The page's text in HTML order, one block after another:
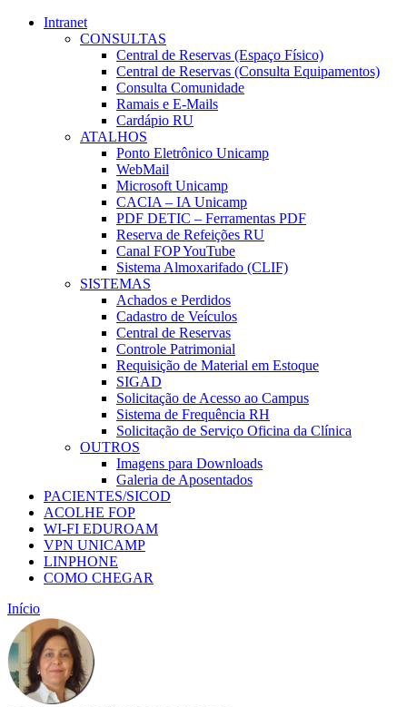
Intranet
CONSULTAS
Central de Reservas (Espaço Físico)
Central de Reservas (Consulta Equipamentos)
Consulta Comunidade
Ramais e E-Mails
Cardápio RU
ATALHOS
Ponto Eletrônico Unicamp
WebMail
Microsoft Unicamp
CACIA – IA Unicamp
PDF DETIC – Ferramentas PDF
Reserva de Refeições RU
Canal FOP YouTube
Sistema Almoxarifado (CLIF)
SISTEMAS
Achados e Perdidos
Cadastro de Veículos
Central de Reservas
Controle Patrimonial
Requisição de Material em Estoque
SIGAD
Solicitação de Acesso ao Campus
Sistema de Frequência RH
Solicitação de Serviço Oficina da Clínica
OUTROS
Imagens para Downloads
Galeria de Aposentados
PACIENTES/SICOD
ACOLHE FOP
WI-FI EDUROAM
VPN UNICAMP
LINPHONE
COMO CHEGAR
Início